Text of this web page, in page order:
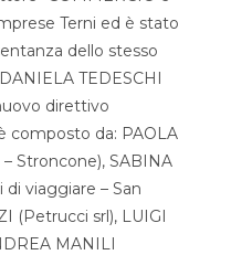
Terni ed è stato
dello stesso
TEDESCHI
direttivo
composto da: PAOLA
Stroncone), SABINA
viaggiare – San
(Petrucci srl), LUIGI
MANILI